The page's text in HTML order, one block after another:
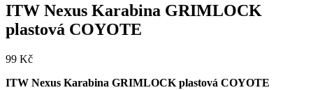
ITW Nexus Karabina GRIMLOCK
plastová COYOTE
99 Kč
ITW Nexus Karabina GRIMLOCK plastová COYOTE